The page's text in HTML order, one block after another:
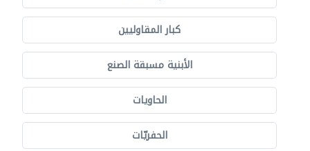
كبار المقاوليين
الأبنية مسبقة الصنع
الحاويات
الحفريّات